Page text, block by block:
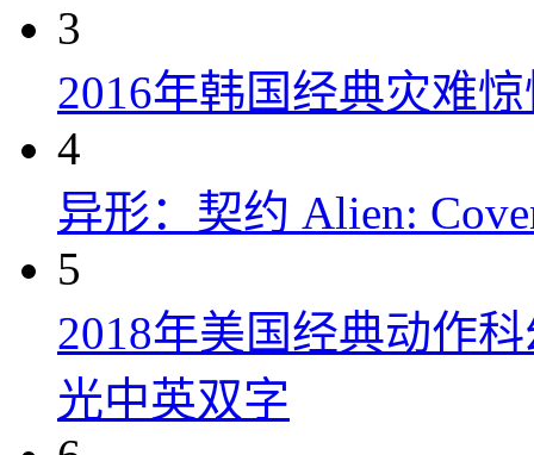
3
2016年韩国经典灾难
4
异形：契约 Alien:
5
2018年美国经典动作
光中英双字